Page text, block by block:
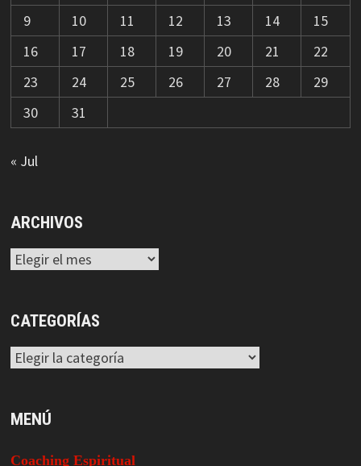
9
10 11 12 13 14
15
16
17 18 19 20 21
22
23
24 25 26 27 28
29
30
31
« Jul
ARCHIVOS
Archivos
CATEGORÍAS
Categorías
MENÚ
Coaching Espiritual